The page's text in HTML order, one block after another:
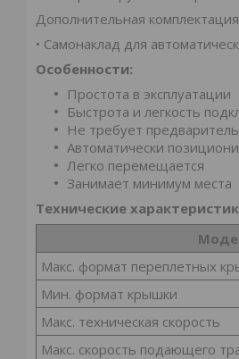
Дополнительная
• Самонаклад для
Особенности:
Простота в эксплуатации
Быстрота и легкость
Не требует
Автоматически
Легко перемещается
Занимает минимум места
Технические
Макс. формат переплетных
Мин. формат крышки
Макс. техническая скорость
Макс. скорость подающего